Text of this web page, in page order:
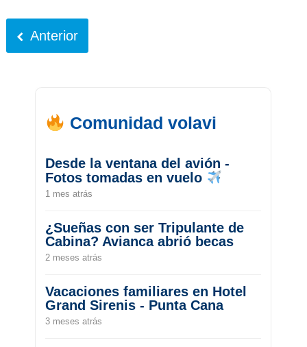
Anterior
Comunidad volavi
Desde la ventana del avión -
Fotos tomadas en vuelo
1 mes atrás
¿Sueñas con ser Tripulante de
Cabina? Avianca abrió becas
2 meses atrás
Vacaciones familiares en Hotel
Grand Sirenis - Punta Cana
3 meses atrás